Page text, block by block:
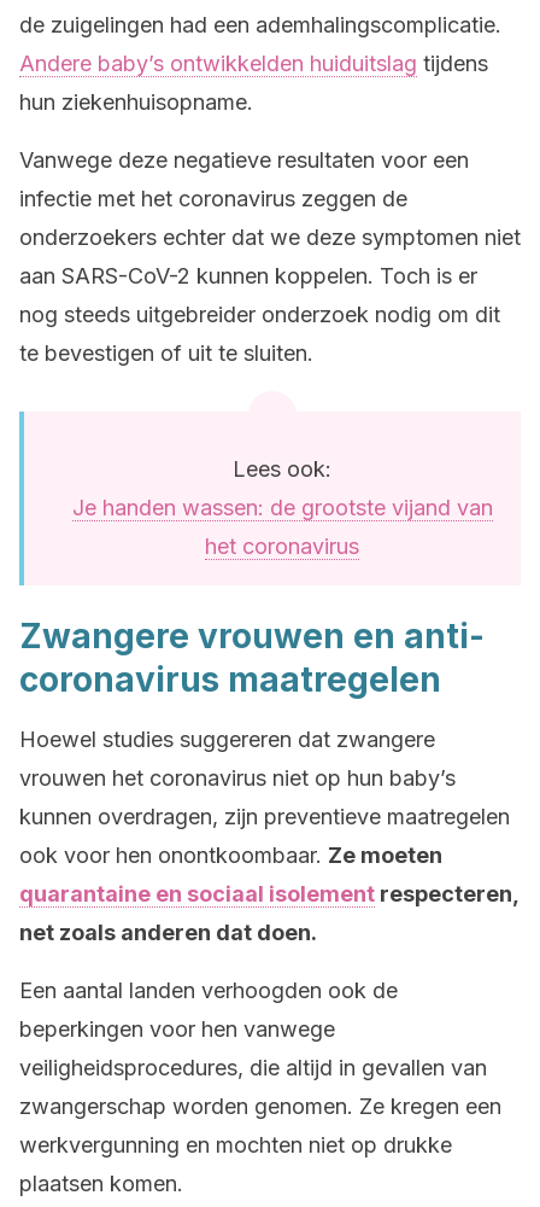
de zuigelingen had een ademhalingscomplicatie.
Andere baby’s ontwikkelden huiduitslag tijdens
hun ziekenhuisopname.
Vanwege deze negatieve resultaten voor een
infectie met het coronavirus zeggen de
onderzoekers echter dat we deze symptomen niet
aan SARS-CoV-2 kunnen koppelen. Toch is er
nog steeds uitgebreider onderzoek nodig om dit
te bevestigen of uit te sluiten.
Lees ook:
Je handen wassen: de grootste vijand van
het coronavirus
Zwangere vrouwen en anti-
coronavirus maatregelen
Hoewel studies suggereren dat zwangere
vrouwen het coronavirus niet op hun baby’s
kunnen overdragen, zijn preventieve maatregelen
ook voor hen onontkoombaar. Ze moeten
quarantaine en sociaal isolement respecteren,
net zoals anderen dat doen.
Een aantal landen verhoogden ook de
beperkingen voor hen vanwege
veiligheidsprocedures, die altijd in gevallen van
zwangerschap worden genomen. Ze kregen een
werkvergunning en mochten niet op drukke
plaatsen komen.